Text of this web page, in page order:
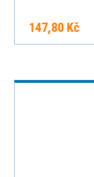
147,80 Kč